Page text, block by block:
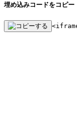
埋め込みコードをコピー